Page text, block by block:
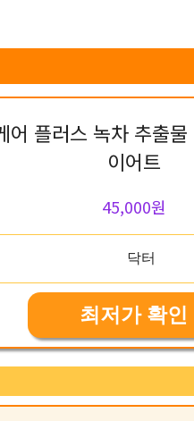
어 플러스 녹차 추출
이어트
45,000원
최저가 확인